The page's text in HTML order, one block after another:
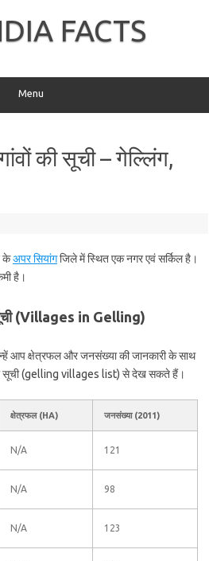
FACTS
Menu
की सूची – गेल्लिंग,
केअपर सियांगजिले में स्थित एक नगर एवं सर्किल है।
है।
सूची (Villages in Gelling)
आप क्षेत्रफल और जनसंख्या की जानकारी के साथ
की सूची (gelling villages list) से देख सकते हैं।
क्षेत्रफल (HA) जनसंख्या (2011)
N/A 121
N/A 98
N/A 123